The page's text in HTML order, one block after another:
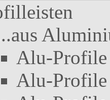
Alu-Profile
Alu-Profile